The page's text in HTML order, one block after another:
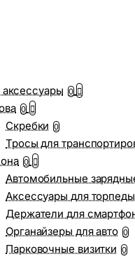
0
0
Скребки 0
Тросы для
0
Автомобильные
Аксессуары для
Держатели для
Органайзеры для авто 0
Парковочные визитки 0